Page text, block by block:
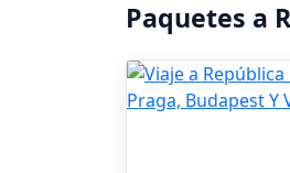
Paquetes a